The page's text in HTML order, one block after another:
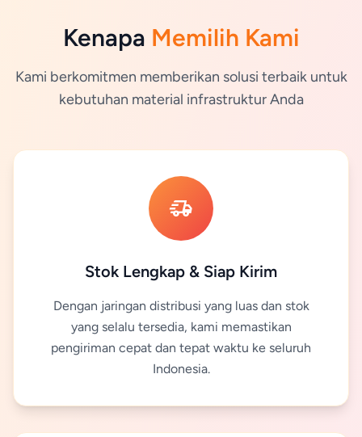
Kenapa Memilih Kami
Kami berkomitmen memberikan solusi terbaik untuk
kebutuhan material infrastruktur Anda
delivery_truck_speed
Stok Lengkap & Siap Kirim
Dengan jaringan distribusi yang luas dan stok
yang selalu tersedia, kami memastikan
pengiriman cepat dan tepat waktu ke seluruh
Indonesia.